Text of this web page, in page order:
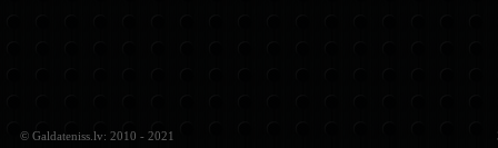
© Galdateniss.lv: 2010 - 2021